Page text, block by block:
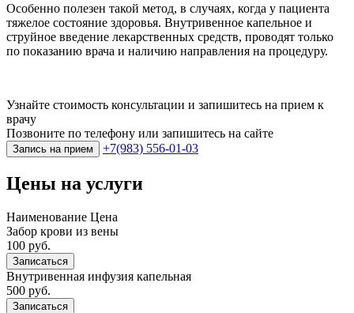
Особенно полезен такой метод, в случаях, когда у пациента
тяжелое состояние здоровья. Внутривенное капельное и
струйное введение лекарственных средств, проводят только
по показанию врача и наличию направления на процедуру.
Узнайте стоимость консультации и запишитесь на прием к
врачу
Позвоните по телефону или запишитесь на сайте
Запись на прием +7(983) 556-01-03
Цены на услуги
Наименование Цена
Забор крови из вены
100 руб.
Записаться
Внутривенная инфузия капельная
500 руб.
Записаться